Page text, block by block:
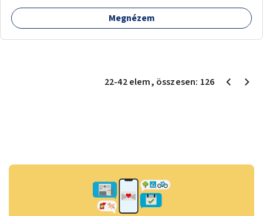
Megnézem
22-42elem, összesen: 126